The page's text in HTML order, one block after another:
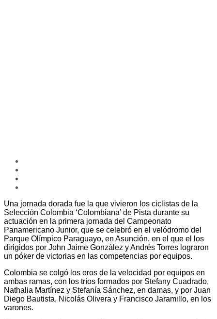
Una jornada dorada fue la que vivieron los ciclistas de la
Selección Colombia ‘Colombiana’ de Pista durante su
actuación en la primera jornada del Campeonato
Panamericano Junior, que se celebró en el velódromo del
Parque Olímpico Paraguayo, en Asunción, en el que el los
dirigidos por John Jaime González y Andrés Torres lograron
un póker de victorias en las competencias por equipos.
Colombia se colgó los oros de la velocidad por equipos en
ambas ramas, con los tríos formados por Stefany Cuadrado,
Nathalia Martínez y Stefanía Sánchez, en damas, y por Juan
Diego Bautista, Nicolás Olivera y Francisco Jaramillo, en los
varones.